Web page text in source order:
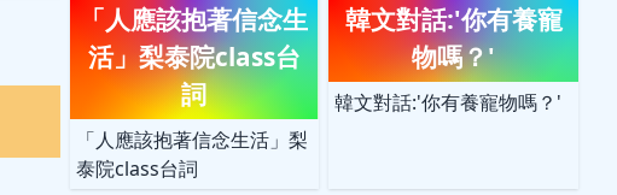
「人應該抱著信念生
活」梨泰院class台
詞
「人應該抱著信念生活」梨
泰院class台詞
韓文對話:'你有養寵
物嗎？'
韓文對話:'你有養寵物嗎？'